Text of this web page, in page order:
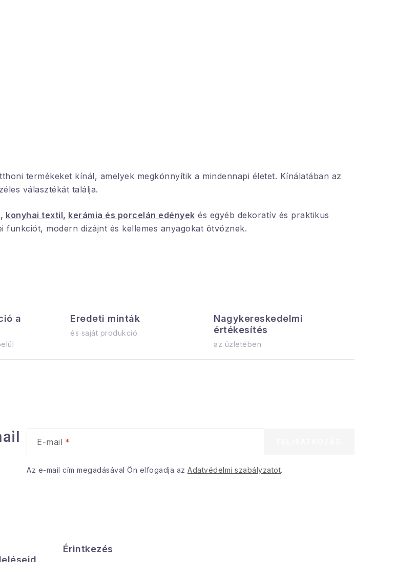
a
Eredeti minták
és saját produkció
Nagykereskedelmi
értékesítés
az üzletében
termékeket kínál, amelyek megkönnyítik a mindennapi életet. Kínálatában az
választékát találja.
, konyhai textil, kerámia és porcelán edények és egyéb dekoratív és praktikus
funkciót, modern dizájnt és kellemes anyagokat ötvöznek.
E-mail
Az e-mail cím megadásával Ön elfogadja az Adatvédelmi szabályzatot.
Érintkezés